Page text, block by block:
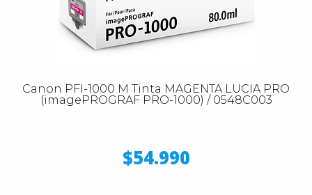
Canon PFI-1000 M Tinta MAGENTA LUCIA PRO
(imagePROGRAF PRO-1000) / 0548C003
$54.990